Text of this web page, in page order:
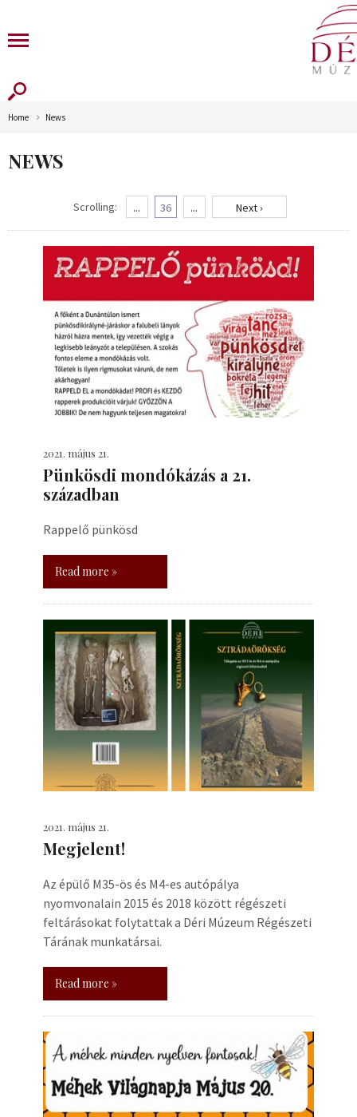
Home News
NEWS
Scrolling: ... 36 ... Next ›
2021. május 21.
Pünkösdi mondókázás a 21.
században
Rappelő pünkösd
Read more »
2021. május 21.
Megjelent!
Az épülő M35-ös és M4-es autópálya
nyomvonalain 2015 és 2018 között régészeti
feltárásokat folytattak a Déri Múzeum Régészeti
Tárának munkatársai.
Read more »